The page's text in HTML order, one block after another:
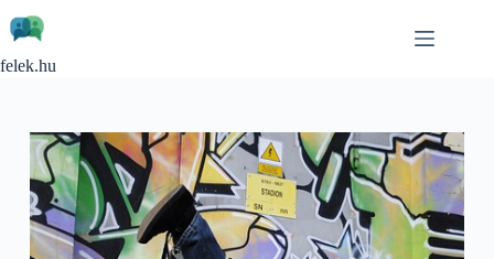
to
content
felek.hu